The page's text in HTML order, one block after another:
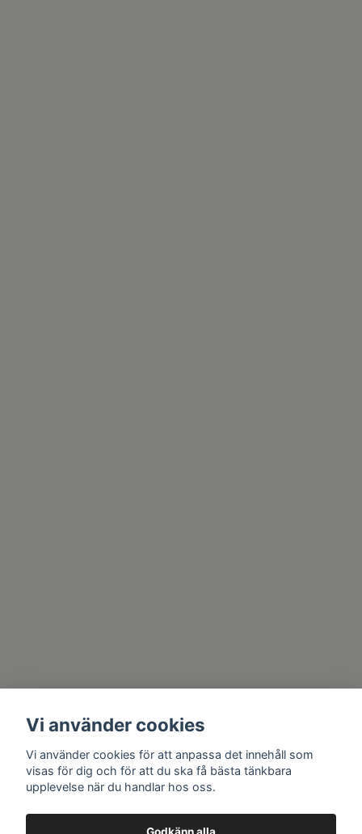
Vi använder cookies
Vi använder cookies för att anpassa det innehåll som
visas för dig och för att du ska få bästa tänkbara
upplevelse när du handlar hos oss.
Godkänn alla